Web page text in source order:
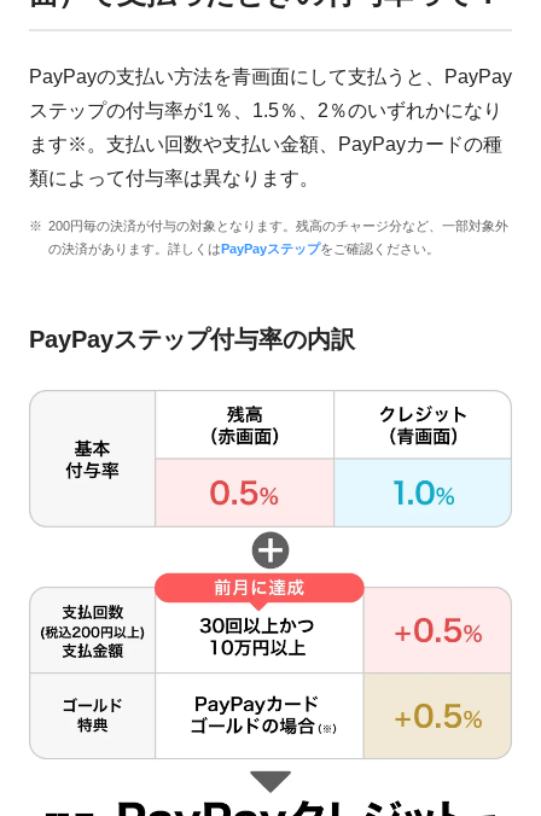
PayPayの支払い方法を青画面にして支払うと、PayPay
ステップの付与率が1％、1.5％、2％のいずれかになり
ます※。支払い回数や支払い金額、PayPayカードの種
類によって付与率は異なります。
200円毎の決済が付与の対象となります。残高のチャージ分など、一部対象外
の決済があります。詳しくはPayPayステップをご確認ください。
PayPayステップ付与率の内訳